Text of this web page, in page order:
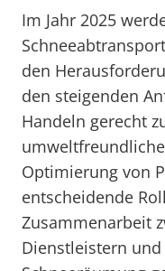
Im Jahr 2025
den
den steigenden
Handeln gerecht
Optimierung von
entscheidende
Zusammenarbeit
Dienstleistern